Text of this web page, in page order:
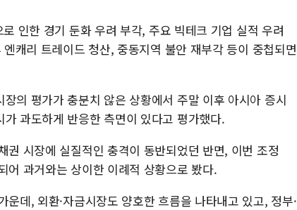
인한 경기 둔화 우려 부각, 주요 빅테크 기업 실적 우려
캐리 트레이드 청산, 중동지역 불안 재부각 등이 중첩되면
의 평가가 충분치 않은 상황에서 주말 이후 아시아 증시
과도하게 반응한 측면이 있다고 평가했다.
권 시장에 실질적인 충격이 동반되었던 반면, 이번 조정
어 과거와는 상이한 이례적 상황으로 봤다.
데, 외환·자금시장도 양호한 흐름을 나타내고 있고, 정부·